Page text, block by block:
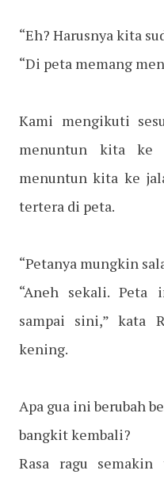
“Eh? Harusnya kita
“Di peta memang
Kami mengikuti
menuntun kita ke
menuntun kita ke
tertera di peta.
“Petanya mungkin
“Aneh sekali. Peta
sampai sini,” kata
kening.
Apa gua ini berubah
bangkit kembali?
Rasa ragu